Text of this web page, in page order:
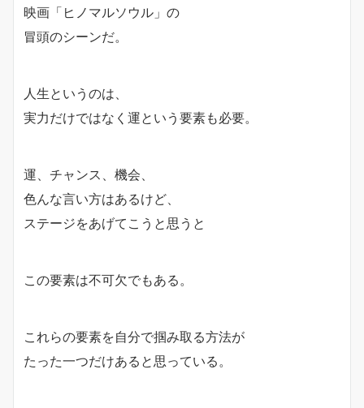
映画「ヒノマルソウル」の
冒頭のシーンだ。
人生というのは、
実力だけではなく運という要素も必要。
運、チャンス、機会、
色んな言い方はあるけど、
ステージをあげてこうと思うと
この要素は不可欠でもある。
これらの要素を自分で掴み取る方法が
たった一つだけあると思っている。